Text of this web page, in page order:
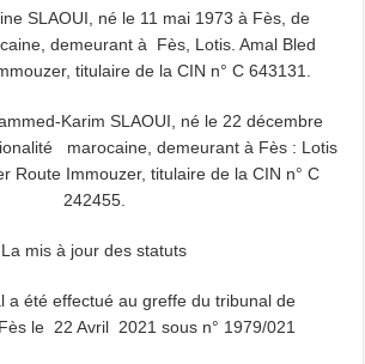
SLAOUI, né le 11 mai 1973 à Fès, de
demeurant à Fès, Lotis. Amal Bled
titulaire de la CIN n° C 643131.
Karim SLAOUI, né le 22 décembre
marocaine, demeurant à Fès : Lotis
Route Immouzer, titulaire de la CIN n° C
242455.
La mis à jour des statuts
a été effectué au greffe du tribunal de
le 22 Avril 2021 sous n° 1979/021